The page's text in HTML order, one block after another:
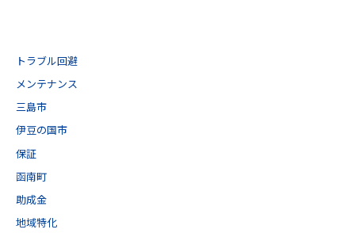
トラブル回避
メンテナンス
三島市
伊豆の国市
保証
函南町
助成金
地域特化